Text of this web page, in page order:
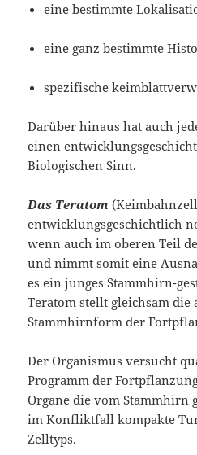
eine bestimmte
eine ganz bestimmte
spezifische
Darüber hinaus hat auch
einen
Biologischen Sinn.
Das Teratom
entwicklungsgeschichtlich
wenn auch im oberen Teil
und nimmt somit eine
es ein junges Stammhirn-
Teratom stellt gleichsam die
Stammhirnform der
Der Organismus versucht
Programm der
Organe die vom Stammhirn
im Konfliktfall kompakte
Zelltyps.